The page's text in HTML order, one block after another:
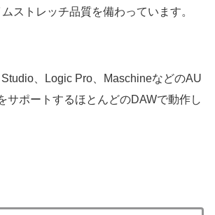
ストレッチ品質を備わっています。
、Logic Pro、MaschineなどのAU
サポートするほとんどのDAWで動作し